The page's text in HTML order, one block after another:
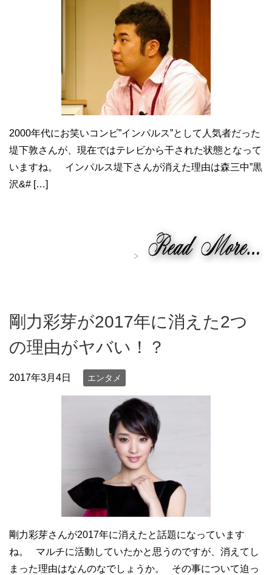
2000年代にお笑いコンビ”インパルス”として人気者だった
堤下敦さんが、現在ではテレビから干された状態となって
いますね。 インパルス堤下さんが消えた理由は森三中”黒
沢&# […]
剛力彩芽が2017年に消えた2つ
の理由がヤバい！？
2017年3月4日 エンタメ
剛力彩芽さんが2017年に消えたと話題になっています
ね。 マルチに活動していたかと思うのですが、消えてし
まった理由はなんのなでしょうか。 その事について迫っ